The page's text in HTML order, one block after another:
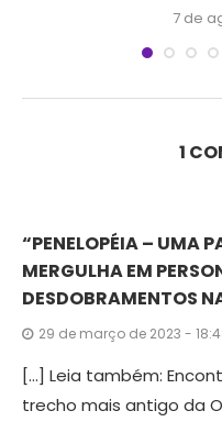
7 de
1
“PENELOPÉIA – UMA
MERGULHA EM
DESDOBRAMENTOS
29 de março de 2023 -
[…] Leia também:
trecho mais antigo da